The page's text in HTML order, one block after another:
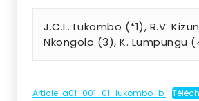
J.C.L. Lukombo (*1), R.V.
Nkongolo (3), K. Lumpungu
Article: a01_001_01_lukombo_b